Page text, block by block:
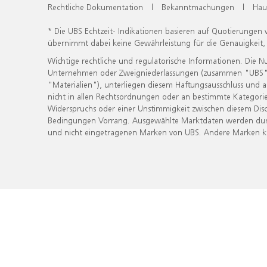
Rechtliche Dokumentation | Bekanntmachungen |
* Die UBS Echtzeit- Indikationen basieren auf
übernimmt dabei keine Gewährleistung für die
Wichtige rechtliche und regulatorische Informationen. Die
Unternehmen oder Zweigniederlassungen (zusammen
"Materialien"), unterliegen diesem Haftungsausschluss
nicht in allen Rechtsordnungen oder an bestimmte
Widerspruchs oder einer Unstimmigkeit zwischen diesem
Bedingungen Vorrang. Ausgewählte Marktdaten werden
und nicht eingetragenen Marken von UBS. Andere Marken